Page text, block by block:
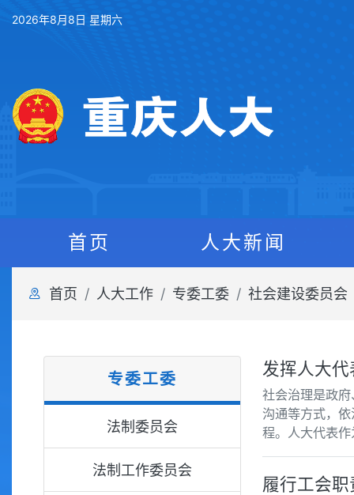
2026年8月8日 星期六
首页 人大新闻
首页 人大工作 专委工委 社会建设委员会
专委工委
法制委员会
法制工作委员会
发挥人大
社会治理是政
沟通等方式，
程。人大代表
履行工会